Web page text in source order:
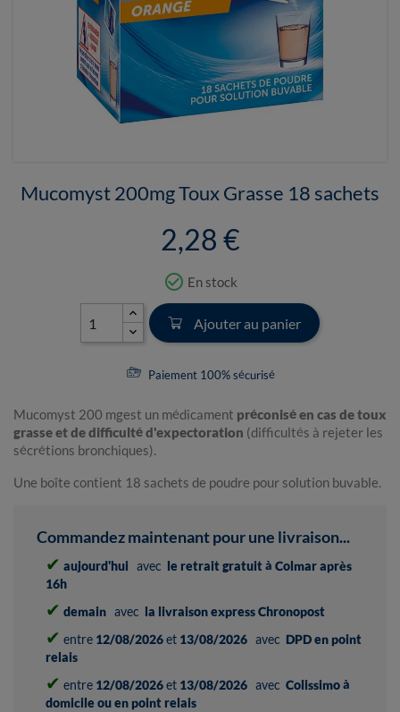
Mucomyst 200mg Toux Grasse 18 sachets
2,28 €
check_circle_outline En stock
Ajouter au panier
Paiement 100% sécurisé
Mucomyst 200 mgest un médicament préconisé en cas de toux
grasse et de difficulté d'expectoration (difficultés à rejeter les
sécrétions bronchiques).
Une boîte contient 18 sachets de poudre pour solution buvable.
Commandez maintenant pour une livraison...
✔ aujourd'hui avec le retrait gratuit à Colmar après
16h
✔ demain avec la livraison express Chronopost
✔ entre 12/08/2026et 13/08/2026 avec DPD en point
relais
✔ entre 12/08/2026et 13/08/2026 avec Colissimo à
domicile ou en point relais